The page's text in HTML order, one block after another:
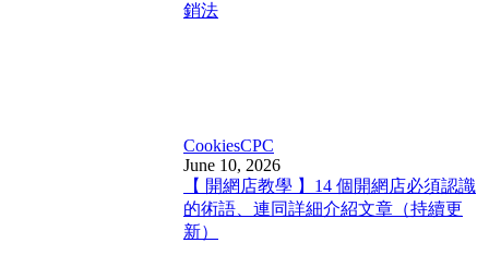
銷法
CookiesCPC
June 10, 2026
【 開網店教學 】14 個開網店必須認識
的術語、連同詳細介紹文章（持續更
新）